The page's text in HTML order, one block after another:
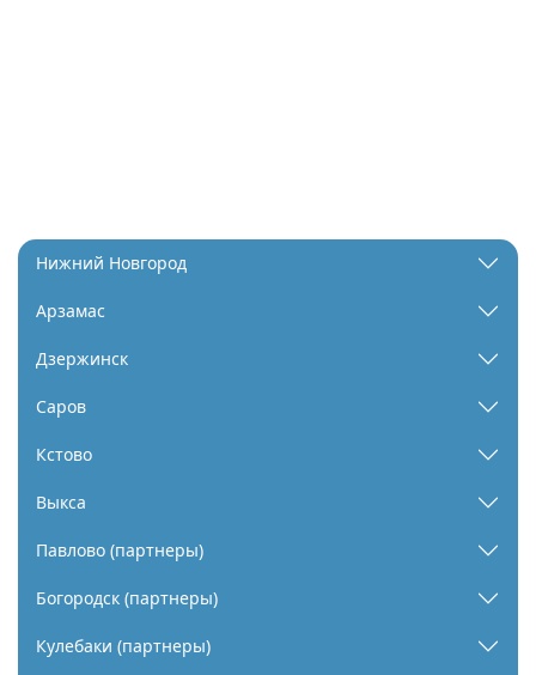
Нижний Новгород
Арзамас
Дзержинск
Саров
Кстово
Выкса
Павлово (партнеры)
Богородск (партнеры)
Кулебаки (партнеры)